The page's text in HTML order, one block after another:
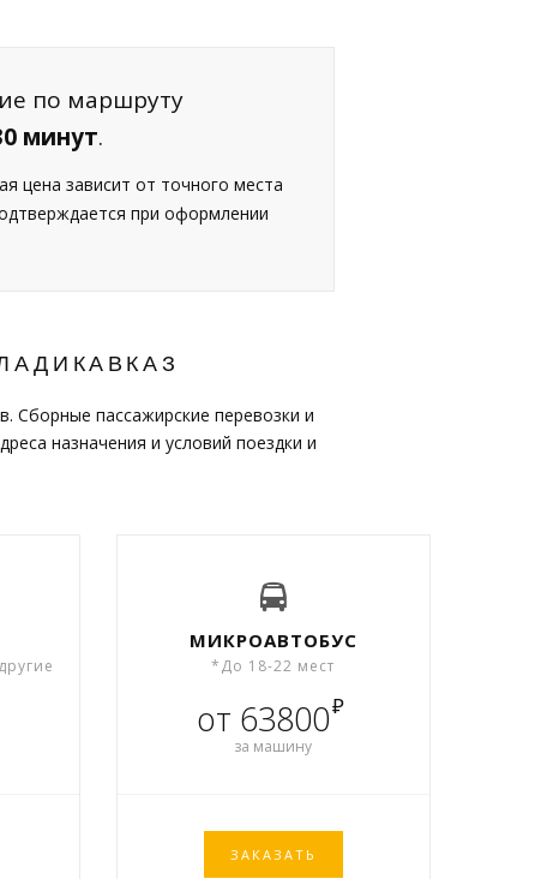
по маршруту
минут.
цена зависит от точного места
при оформлении
Сборные пассажирские перевозки и
назначения и условий поездки и
МИКРОАВТОБУС
*До 18-22 мест
от 63800₽
за машину
ЗАКАЗАТЬ